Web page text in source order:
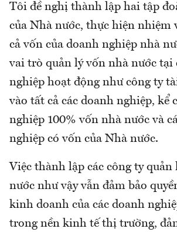
Tôi đề nghị thành lập hai tập
của Nhà nước, thực hiện nhiệm
cả vốn của doanh nghiệp nhà
vai trò quản lý vốn nhà nước tại
nghiệp hoạt động như công ty
vào tất cả các doanh nghiệp, kể
nghiệp 100% vốn nhà nước và
nghiệp có vốn của Nhà nước.
Việc thành lập các công ty quản
nước như vậy vẫn đảm bảo
kinh doanh của các doanh
trong nền kinh tế thị trường,